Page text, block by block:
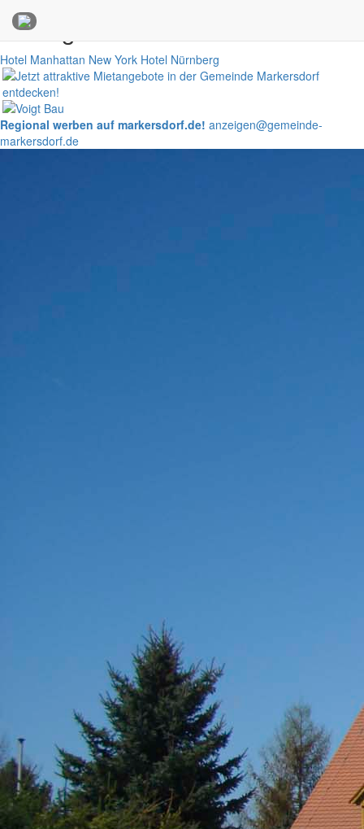
Anzeigen
Hotel Manhattan New York Hotel Nürnberg
Regional werben auf markersdorf.de! anzeigen@gemeinde-
markersdorf.de